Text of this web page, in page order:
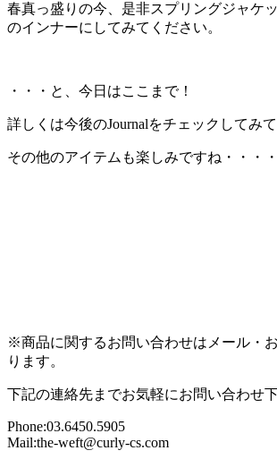
春真っ盛りの今、是非スプリングジャケ
のインナーにしてみてください。
・・・と、今日はここまで！
詳しくは今後のJournalをチェックしてみて
その他のアイテムも楽しみですね・・・・
※商品に関するお問い合わせはメール・
ります。
下記の連絡先までお気軽にお問い合わせ下
Phone:03.6450.5905
Mail:the-weft@curly-cs.com